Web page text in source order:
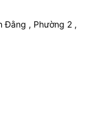
Đằng , Phường 2 ,